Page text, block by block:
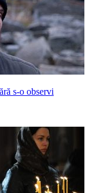
s-o observi